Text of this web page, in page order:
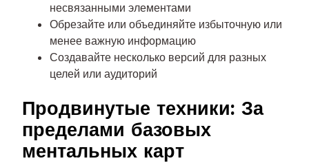
несвязанными элементами
Обрезайте или объединяйте избыточную или
менее важную информацию
Создавайте несколько версий для разных
целей или аудиторий
Продвинутые техники: За
пределами базовых
ментальных карт